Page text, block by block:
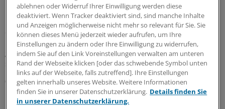
Rund 7 Prozent der Bundesbürgerinnen und Bürger
über 16 Jahre haben einer Studie zufolge chronische
Schmerzen, die den Alltag stark beeinträchtigen. Auch
psychische und soziale Faktoren scheinen beim so
genannten High-Impact Chronic Pain eine Rolle zu
spielen.
05.08.2026
ablehnen oder Widerruf Ihrer Einwilligung werden diese
deaktiviert. Wenn Tracker deaktiviert sind, sind manche Inhalte
und Anzeigen möglicherweise nicht mehr so relevant für Sie. Sie
können dieses Menü jederzeit wieder aufrufen, um Ihre
Einstellungen zu ändern oder Ihre Einwilligung zu widerrufen,
indem Sie auf den Link Voreinstellungen verwalten am unteren
Rand der Webseite klicken [oder das schwebende Symbol unten
links auf der Webseite, falls zutreffend]. Ihre Einstellungen
gelten innerhalb unseres Website. Weitere Informationen
finden Sie in unserer Datenschutzerklärung. Details finden Sie
in unserer Datenschutzerklärung.